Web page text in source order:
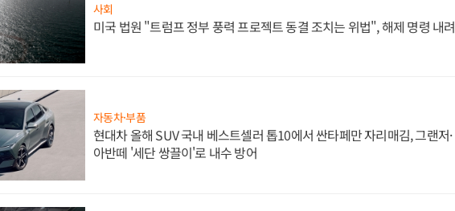
사회
미국 법원 "트럼프 정부 풍력 프로젝트 동결 조치는 위법", 해제 명령 내려
자동차·부품
현대차 올해 SUV 국내 베스트셀러 톱10에서 싼타페만 자리매김, 그랜저·
아반떼 '세단 쌍끌이'로 내수 방어